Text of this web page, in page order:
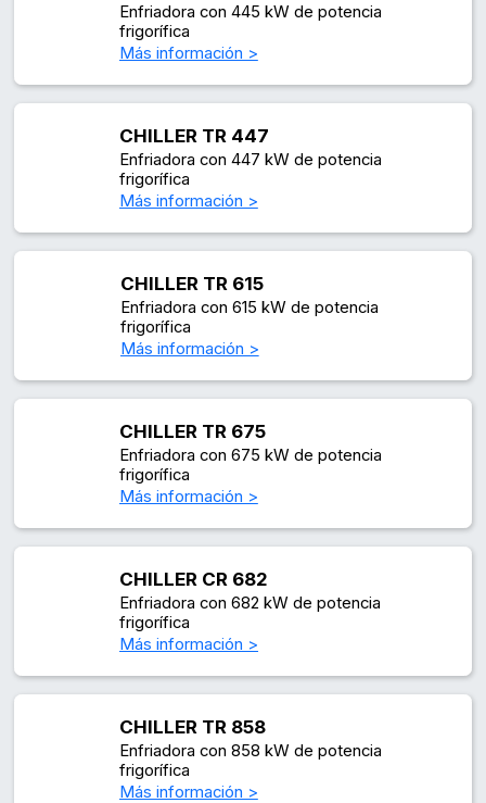
Enfriadora con 445 kW de potencia
frigorífica
Más información >
CHILLER TR 447
Enfriadora con 447 kW de potencia
frigorífica
Más información >
CHILLER TR 615
Enfriadora con 615 kW de potencia
frigorífica
Más información >
CHILLER TR 675
Enfriadora con 675 kW de potencia
frigorífica
Más información >
CHILLER CR 682
Enfriadora con 682 kW de potencia
frigorífica
Más información >
CHILLER TR 858
Enfriadora con 858 kW de potencia
frigorífica
Más información >